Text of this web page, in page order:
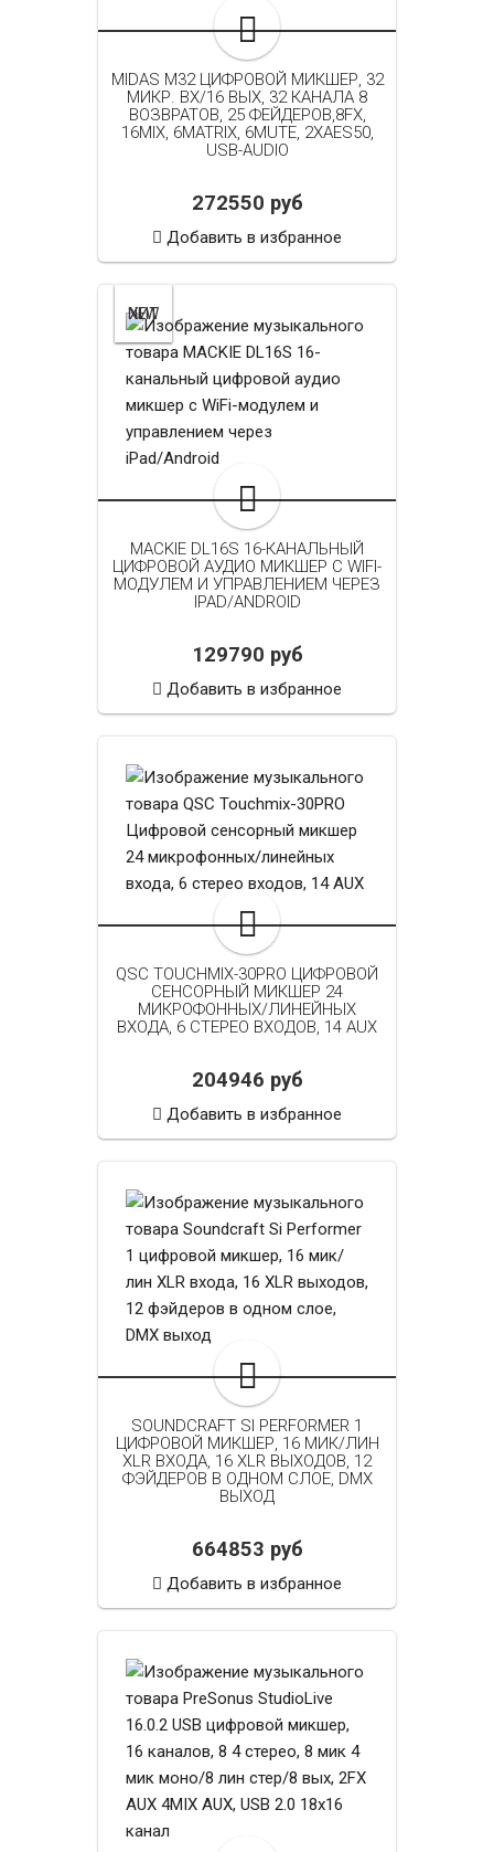
MIDAS M32 ЦИФРОВОЙ МИКШЕР, 32
МИКР. ВХ/16 ВЫХ, 32 КАНАЛА 8
ВОЗВРАТОВ, 25 ФЕЙДЕРОВ,8FX,
16MIX, 6MATRIX, 6MUTE, 2XAES50,
USB-AUDIO
272550 руб
Добавить в избранное
ХИТ
NEW
MACKIE DL16S 16-КАНАЛЬНЫЙ
ЦИФРОВОЙ АУДИО МИКШЕР С WIFI-
МОДУЛЕМ И УПРАВЛЕНИЕМ ЧЕРЕЗ
IPAD/ANDROID
129790 руб
Добавить в избранное
QSC TOUCHMIX-30PRO ЦИФРОВОЙ
СЕНСОРНЫЙ МИКШЕР 24
МИКРОФОННЫХ/ЛИНЕЙНЫХ
ВХОДА, 6 СТЕРЕО ВХОДОВ, 14 AUX
204946 руб
Добавить в избранное
SOUNDCRAFT SI PERFORMER 1
ЦИФРОВОЙ МИКШЕР, 16 МИК/ЛИН
XLR ВХОДА, 16 XLR ВЫХОДОВ, 12
ФЭЙДЕРОВ В ОДНОМ СЛОЕ, DMX
ВЫХОД
664853 руб
Добавить в избранное